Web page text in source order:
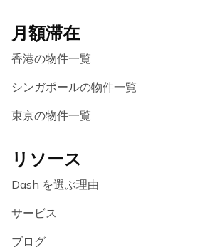
月額滞在
香港の物件一覧
シンガポールの物件一覧
東京の物件一覧
リソース
Dash を選ぶ理由
サービス
ブログ